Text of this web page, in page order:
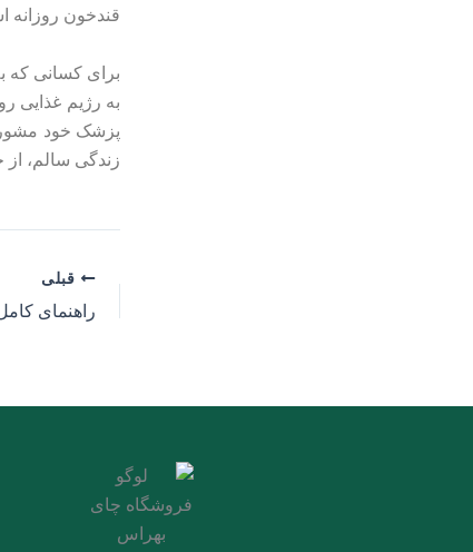
قندخون روزانه
به رژیم غذایی
پزشک خود
زندگی سالم، از
قبلی